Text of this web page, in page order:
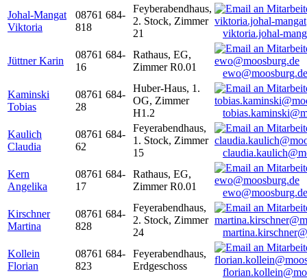
Johal-Mangat
Viktoria
08761 684-
818
Feyberabendhaus,
2. Stock, Zimmer
21
viktoria.johal-
Jüttner Karin
08761 684-
16
Rathaus, EG,
Zimmer R0.01
ewo@moosburg.de
Kaminski
Tobias
08761 684-
28
Huber-Haus, 1.
OG, Zimmer
H1.2
Kaulich
Claudia
08761 684-
62
Feyerabendhaus,
1. Stock, Zimmer
15
Kern
Angelika
08761 684-
17
Rathaus, EG,
Zimmer R0.01
ewo@moosburg.de
Kirschner
Martina
08761 684-
828
Feyerabendhaus,
2. Stock, Zimmer
24
Kollein
Florian
08761 684-
823
Feyerabendhaus,
Erdgeschoss